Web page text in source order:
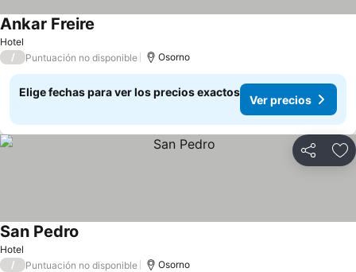
Hotel
Ankar Freire
/ Puntuación no disponible Osorno
Elige fechas para ver los precios exactos
Ver precios
Compartir
Hotel
San Pedro
/ Puntuación no disponible Osorno